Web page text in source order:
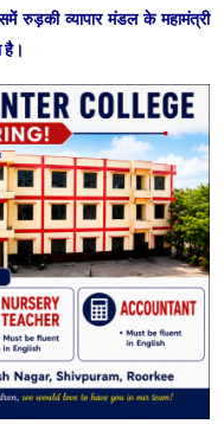
रुड़की व्यापार मंडल के महामंत्री
है।